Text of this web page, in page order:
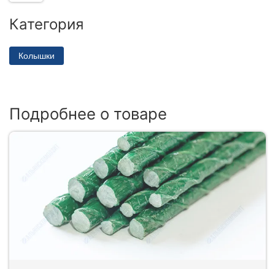
Категория
Колышки
Подробнее о товаре